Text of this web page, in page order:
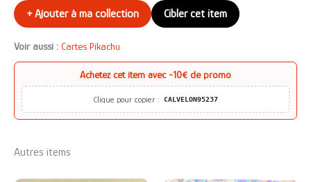
+ Ajouter à ma collection Cibler cet item
Voir aussi : Cartes Pikachu
Achetez cet item avec -10€ de promo
Clique pour copier : CALVELON95237
Autres items